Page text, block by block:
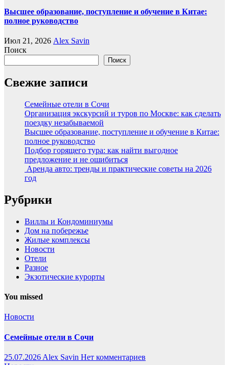
Высшее образование, поступление и обучение в Китае:
полное руководство
Июл 21, 2026 Alex Savin
Поиск
Поиск
Свежие записи
Семейные отели в Сочи
Организация экскурсий и туров по Москве: как сделать
поездку незабываемой
Высшее образование, поступление и обучение в Китае:
полное руководство
Подбор горящего тура: как найти выгодное
предложение и не ошибиться
Аренда авто: тренды и практические советы на 2026
год
Рубрики
Виллы и Кондоминиумы
Дом на побережье
Жилые комплексы
Новости
Отели
Разное
Экзотические курорты
You missed
Новости
Семейные отели в Сочи
25.07.2026 Alex Savin Нет комментариев